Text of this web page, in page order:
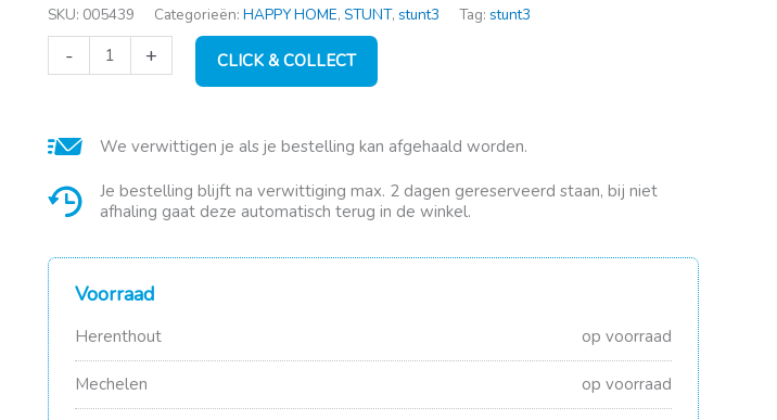
SKU: 005439 Categorieën: HAPPY HOME, STUNT, stunt3 Tag: stunt3
- + CLICK & COLLECT
We verwittigen je als je bestelling kan afgehaald worden.
Je bestelling blijft na verwittiging max. 2 dagen gereserveerd staan, bij niet
afhaling gaat deze automatisch terug in de winkel.
Voorraad
Herenthout op voorraad
Mechelen op voorraad